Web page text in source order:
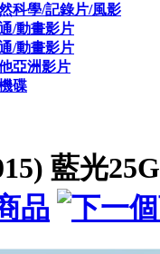
科學/記錄片/風影
/動畫影片
/動畫影片
亞洲影片
碟
藍光25G